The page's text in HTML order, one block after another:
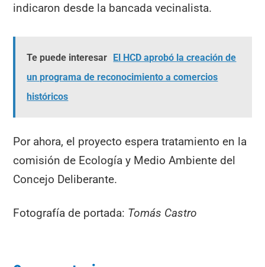
indicaron desde la bancada vecinalista.
Te puede interesar
El HCD aprobó la creación de
un programa de reconocimiento a comercios
históricos
Por ahora, el proyecto espera tratamiento en la
comisión de Ecología y Medio Ambiente del
Concejo Deliberante.
Fotografía de portada: Tomás Castro